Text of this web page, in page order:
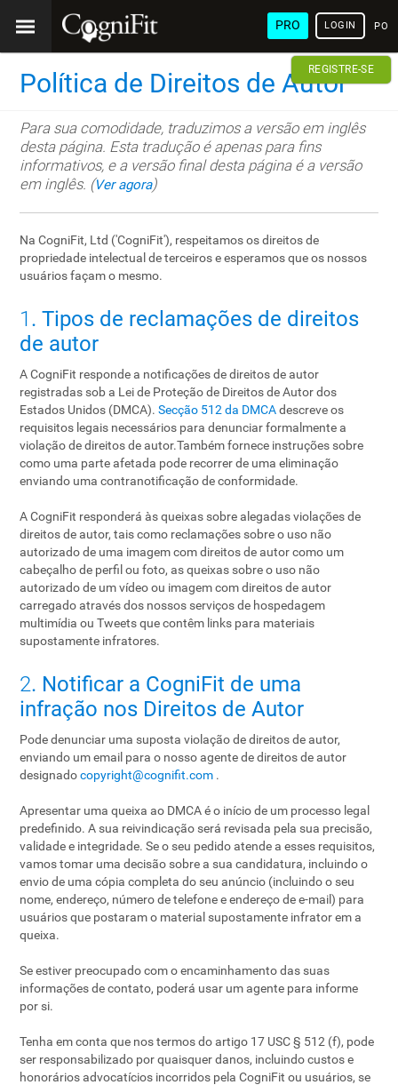
PRO LOGIN
REGISTRE-SE
Política de Direitos de Autor
Para sua comodidade, traduzimos a versão em inglês
desta página. Esta tradução é apenas para fins
informativos, e a versão final desta página é a versão
em inglês. (Ver agora)
Na CogniFit, Ltd ('CogniFit'), respeitamos os direitos de
propriedade intelectual de terceiros e esperamos que os nossos
usuários façam o mesmo.
1. Tipos de reclamações de direitos
de autor
A CogniFit responde a notificações de direitos de autor
registradas sob a Lei de Proteção de Direitos de Autor dos
Estados Unidos (DMCA).Secção 512 da DMCAdescreve os
requisitos legais necessários para denunciar formalmente a
violação de direitos de autor.Também fornece instruções sobre
como uma parte afetada pode recorrer de uma eliminação
enviando uma contranotificação de conformidade.
A CogniFit responderá às queixas sobre alegadas violações de
direitos de autor, tais como reclamações sobre o uso não
autorizado de uma imagem com direitos de autor como um
cabeçalho de perfil ou foto, as queixas sobre o uso não
autorizado de um vídeo ou imagem com direitos de autor
carregado através dos nossos serviços de hospedagem
multimídia ou Tweets que contêm links para materiais
supostamente infratores.
2. Notificar a CogniFit de uma
infração nos Direitos de Autor
Pode denunciar uma suposta violação de direitos de autor,
enviando um email para o nosso agente de direitos de autor
designadocopyright@cognifit.com .
Apresentar uma queixa ao DMCA é o início de um processo legal
predefinido. A sua reivindicação será revisada pela sua precisão,
validade e integridade. Se o seu pedido atende a esses requisitos,
vamos tomar uma decisão sobre a sua candidatura, incluindo o
envio de uma cópia completa do seu anúncio (incluindo o seu
nome, endereço, número de telefone e endereço de e-mail) para
usuários que postaram o material supostamente infrator em a
queixa.
Se estiver preocupado com o encaminhamento das suas
informações de contato, poderá usar um agente para informe
por si.
Tenha em conta que nos termos do artigo 17 USC § 512 (f), pode
ser responsabilizado por quaisquer danos, incluindo custos e
honorários advocatícios incorridos pela CogniFit ou usuários, se